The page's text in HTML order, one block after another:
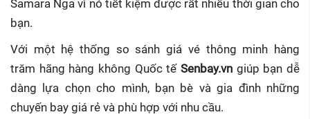
Samara Nga vì nó tiết kiệm được rất nhiều thời gian cho
bạn.
Với một hệ thống so sánh giá vé thông minh hàng
trăm hãng hàng không Quốc tế Senbay.vn giúp bạn dễ
dàng lựa chọn cho mình, bạn bè và gia đình những
chuyến bay giá rẻ và phù hợp với nhu cầu.